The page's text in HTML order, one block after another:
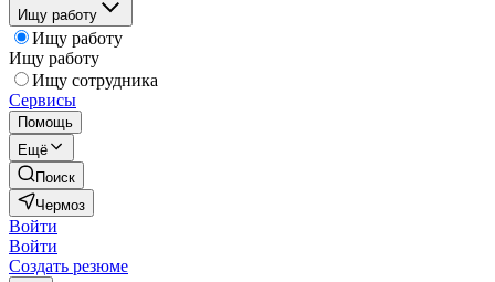
Ищу работу
Ищу работу
Ищу работу
Ищу сотрудника
Сервисы
Помощь
Ещё
Поиск
Чермоз
Войти
Войти
Создать резюме